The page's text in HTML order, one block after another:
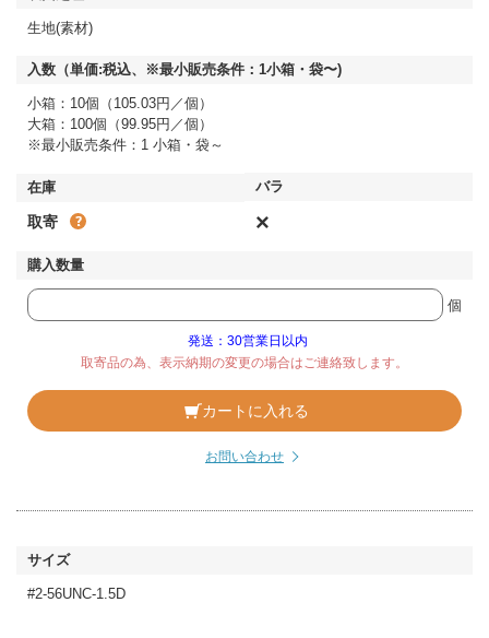
生地(素材)
小箱：10個（105.03円／個）
大箱：100個（99.95円／個）
※最小販売条件：1 小箱・袋～
取寄 ×
個
発送：30営業日以内
取寄品の為、表示納期の変更の場合はご連絡致します。
カートに入れる
お問い合わせ
#2-56UNC-1.5D